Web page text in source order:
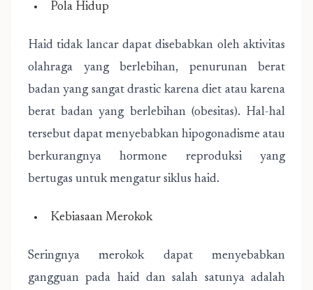
Pola Hidup
Haid tidak lancar dapat disebabkan oleh aktivitas
olahraga yang berlebihan, penurunan berat
badan yang sangat drastic karena diet atau karena
berat badan yang berlebihan (obesitas). Hal-hal
tersebut dapat menyebabkan hipogonadisme atau
berkurangnya hormone reproduksi yang
bertugas untuk mengatur siklus haid.
Kebiasaan Merokok
Seringnya merokok dapat menyebabkan
gangguan pada haid dan salah satunya adalah